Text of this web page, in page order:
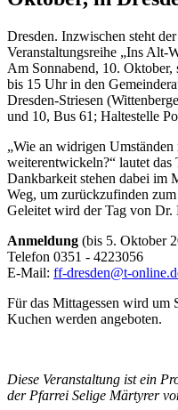
Dresden. Inzwischen steht
Veranstaltungsreihe „Ins Alt-
Am Sonnabend, 10. Oktober,
bis 15 Uhr in den
Dresden-Striesen
und 10, Bus 61; Haltestelle
„Wie an widrigen
weiterentwickeln?“ lautet das
Dankbarkeit stehen dabei im
Weg, um zurückzufinden
Geleitet wird der Tag von Dr.
Anmeldung (bis 5. Oktober
Telefon 0351 - 4223056
E-Mail: ff-dresden@t-
Für das Mittagessen wird um
Kuchen werden angeboten.
Diese Veranstaltung ist ein
der Pfarrei Selige Märtyrer